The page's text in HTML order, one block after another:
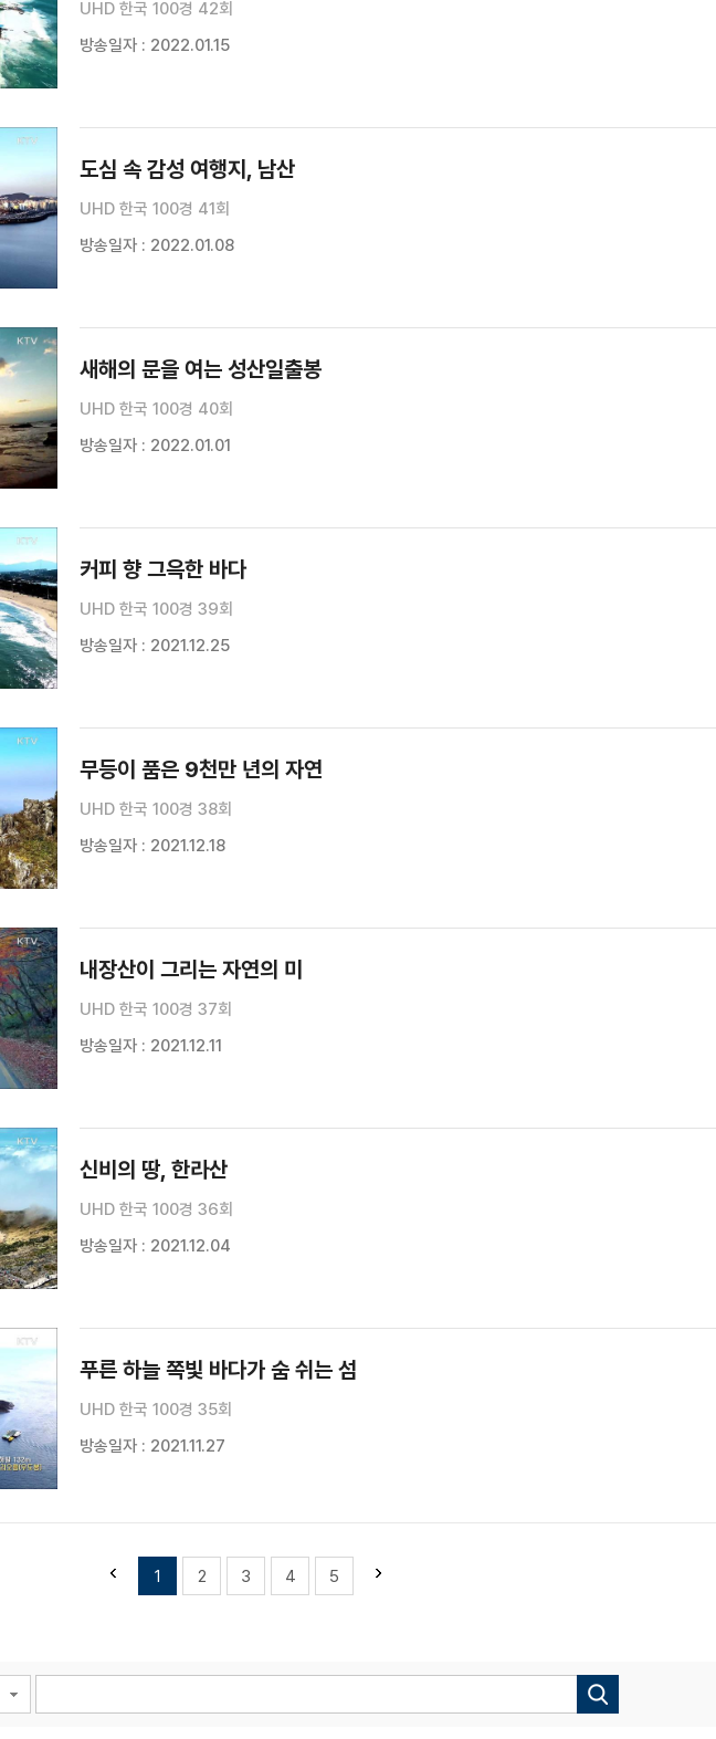
UHD 한국 100경 42회
방송일자 : 2022.01.15
도심 속 감성 여행지, 남산
UHD 한국 100경 41회
방송일자 : 2022.01.08
새해의 문을 여는 성산일출봉
UHD 한국 100경 40회
방송일자 : 2022.01.01
커피 향 그윽한 바다
UHD 한국 100경 39회
방송일자 : 2021.12.25
무등이 품은 9천만 년의 자연
UHD 한국 100경 38회
방송일자 : 2021.12.18
내장산이 그리는 자연의 미
UHD 한국 100경 37회
방송일자 : 2021.12.11
신비의 땅, 한라산
UHD 한국 100경 36회
방송일자 : 2021.12.04
푸른 하늘 쪽빛 바다가 숨 쉬는 섬
UHD 한국 100경 35회
방송일자 : 2021.11.27
1 2 3 4 5